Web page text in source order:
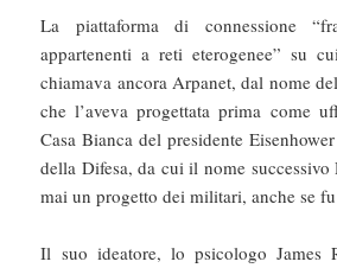
La piattaforma di connessione
appartenenti a reti eterogenee” su
chiamava ancora Arpanet, dal nome
che l’aveva progettata prima come
Casa Bianca del presidente
della Difesa, da cui il nome
mai un progetto dei militari, anche se
Il suo ideatore, lo psicologo James